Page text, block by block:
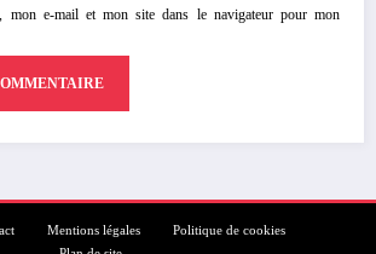
mon e-mail et mon site dans le navigateur pour mon
Mentions légales
Politique de cookies